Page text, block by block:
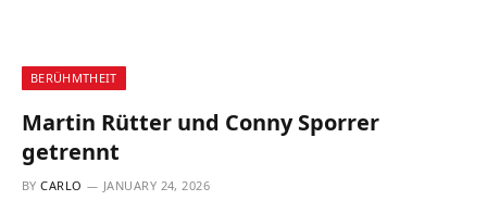
BERÜHMTHEIT
Martin Rütter und Conny Sporrer
getrennt
BY CARLO JANUARY 24, 2026